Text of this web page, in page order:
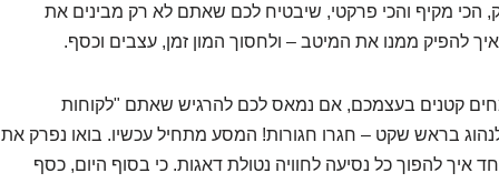
הכי מקיף והכי פרקטי, שיבטיח לכם שאתם לא רק מבינים את
להפיק ממנו את המיטב – ולחסוך המון זמן, עצבים וכסף.
קטנים בעצמכם, אם נמאס לכם להרגיש שאתם "לקוחות
בראש שקט – חגרו חגורות! המסע מתחיל עכשיו. בואו נפרק את
איך להפוך כל נסיעה לחוויה נטולת דאגות. כי בסוף היום, כסף